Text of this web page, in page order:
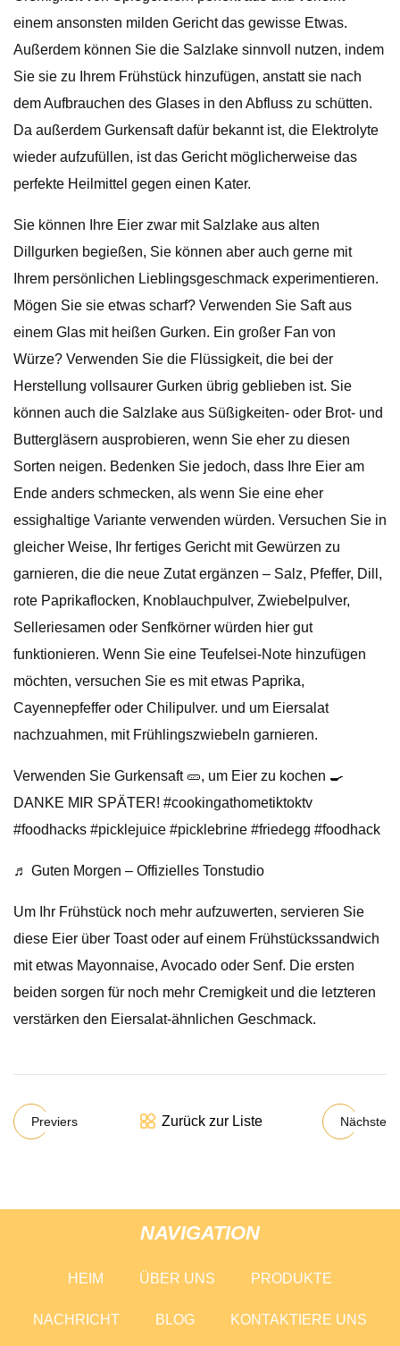
einem ansonsten milden Gericht das gewisse Etwas.
Außerdem können Sie die Salzlake sinnvoll nutzen, indem
Sie sie zu Ihrem Frühstück hinzufügen, anstatt sie nach
dem Aufbrauchen des Glases in den Abfluss zu schütten.
Da außerdem Gurkensaft dafür bekannt ist, die Elektrolyte
wieder aufzufüllen, ist das Gericht möglicherweise das
perfekte Heilmittel gegen einen Kater.
Sie können Ihre Eier zwar mit Salzlake aus alten
Dillgurken begießen, Sie können aber auch gerne mit
Ihrem persönlichen Lieblingsgeschmack experimentieren.
Mögen Sie sie etwas scharf? Verwenden Sie Saft aus
einem Glas mit heißen Gurken. Ein großer Fan von
Würze? Verwenden Sie die Flüssigkeit, die bei der
Herstellung vollsaurer Gurken übrig geblieben ist. Sie
können auch die Salzlake aus Süßigkeiten- oder Brot- und
Buttergläsern ausprobieren, wenn Sie eher zu diesen
Sorten neigen. Bedenken Sie jedoch, dass Ihre Eier am
Ende anders schmecken, als wenn Sie eine eher
essighaltige Variante verwenden würden. Versuchen Sie in
gleicher Weise, Ihr fertiges Gericht mit Gewürzen zu
garnieren, die die neue Zutat ergänzen – Salz, Pfeffer, Dill,
rote Paprikaflocken, Knoblauchpulver, Zwiebelpulver,
Selleriesamen oder Senfkörner würden hier gut
funktionieren. Wenn Sie eine Teufelsei-Note hinzufügen
möchten, versuchen Sie es mit etwas Paprika,
Cayennepfeffer oder Chilipulver. und um Eiersalat
nachzuahmen, mit Frühlingszwiebeln garnieren.
Verwenden Sie Gurkensaft 🥒, um Eier zu kochen 🍳
DANKE MIR SPÄTER! #cookingathometiktoktv
#foodhacks #picklejuice #picklebrine #friedegg #foodhack
♬ Guten Morgen – Offizielles Tonstudio
Um Ihr Frühstück noch mehr aufzuwerten, servieren Sie
diese Eier über Toast oder auf einem Frühstückssandwich
mit etwas Mayonnaise, Avocado oder Senf. Die ersten
beiden sorgen für noch mehr Cremigkeit und die letzteren
verstärken den Eiersalat-ähnlichen Geschmack.
Previers Zurück zur Liste Nächste
NAVIGATION
HEIM ÜBER UNS PRODUKTE
NACHRICHT BLOG KONTAKTIERE UNS